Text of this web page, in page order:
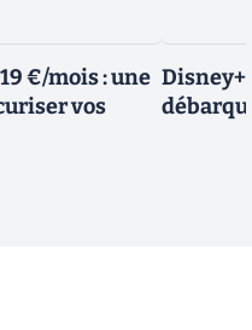
€/mois : une
vos
Disney+